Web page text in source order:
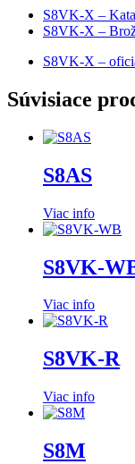
S8VK-X –
S8VK-X –
S8VK-X –
Súvisiace
S8AS
Viac info
S8VK-
Viac info
S8VK-R
Viac info
S8M